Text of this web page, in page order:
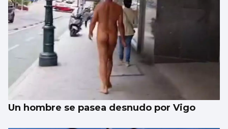
Un hombre se pasea desnudo por Vigo